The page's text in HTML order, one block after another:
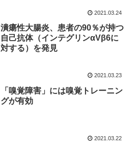
2021.03.24
潰瘍性大腸炎、患者の90％が持つ
自己抗体（インテグリンαVβ6に
対する）を発見
2021.03.23
「嗅覚障害」には嗅覚トレーニン
グが有効
2021.03.22